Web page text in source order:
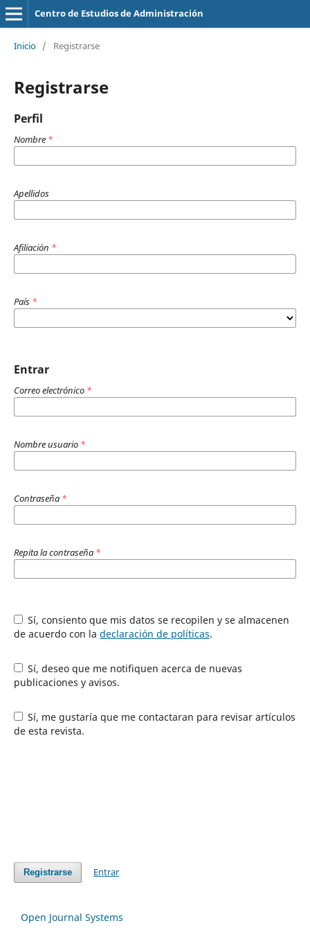
Centro de Estudios de Administración
Inicio / Registrarse
Registrarse
Perfil
Nombre *
Apellidos
Afiliación *
País *
Entrar
Correo electrónico *
Nombre usuario *
Contraseña *
Repita la contraseña *
Sí, consiento que mis datos se recopilen y se almacenen
de acuerdo con la declaración de políticas.
Sí, deseo que me notifiquen acerca de nuevas
publicaciones y avisos.
Sí, me gustaría que me contactaran para revisar artículos
de esta revista.
Registrarse Entrar
Open Journal Systems